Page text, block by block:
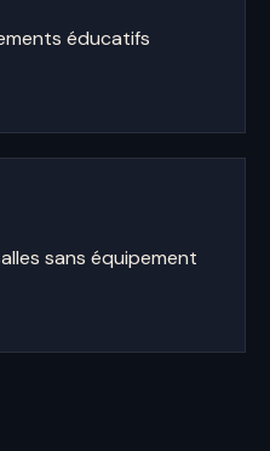
éducatifs
sans équipement